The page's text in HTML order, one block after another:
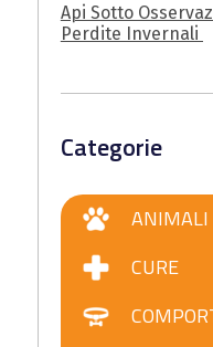
Api Sotto
Perdite Invernali
Categorie
ANIMALI
CURE